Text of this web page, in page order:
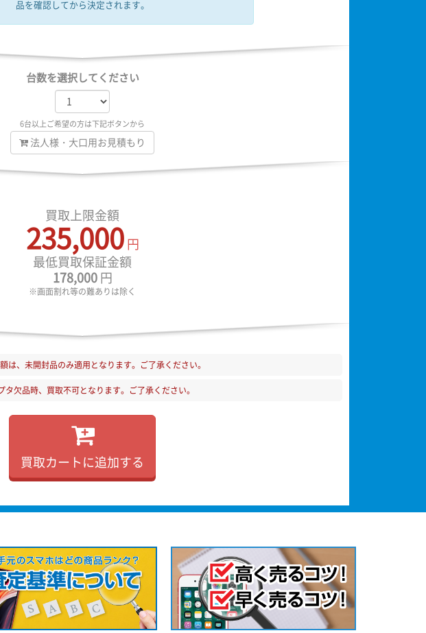
品を確認してから決定されます。
台数を選択してください
6台以上ご希望の方は下記ボタンから
法人様・大口用お見積もり
買取上限金額
235,000円
最低買取保証金額
178,000円
※画面割れ等の難ありは除く
は、未開封品のみ適用となります。ご了承ください。
タ欠品時、買取不可となります。ご了承ください。
買取カートに追加する